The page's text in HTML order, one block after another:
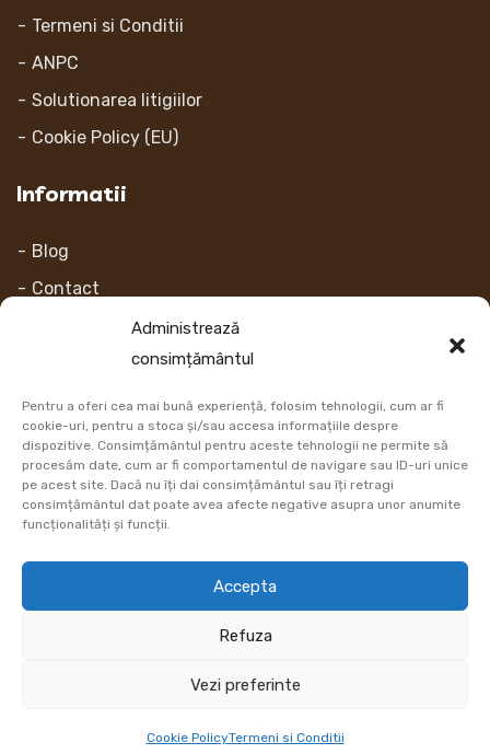
Administrează
consimțământul
Pentru a oferi cea mai bună experiență, folosim tehnologii, cum ar fi
cookie-uri, pentru a stoca și/sau accesa informațiile despre
dispozitive. Consimțământul pentru aceste tehnologii ne permite să
procesăm date, cum ar fi comportamentul de navigare sau ID-uri unice
pe acest site. Dacă nu îți dai consimțământul sau îți retragi
consimțământul dat poate avea afecte negative asupra unor anumite
funcționalități și funcții.
Accepta
Refuza
Vezi preferinte
Cookie PolicyTermeni si Conditii
Termeni si Conditii
ANPC
Solutionarea litigiilor
Cookie Policy (EU)
Informatii
Blog
Contact
Link-uri
Retur
Metoda de plata